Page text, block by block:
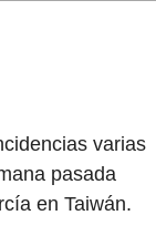
varias
pasada
en Taiwán.